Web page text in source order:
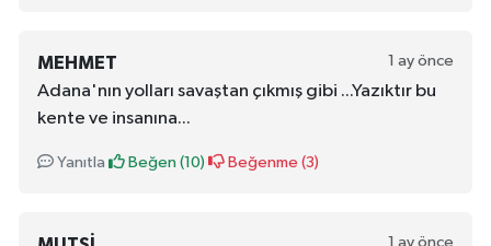
MEHMET 1 ay önce
Adana'nın yolları savaştan çıkmış gibi ...Yazıktır bu
kente ve insanına...
Yanıtla Beğen (10) Beğenme (3)
1 ay önce